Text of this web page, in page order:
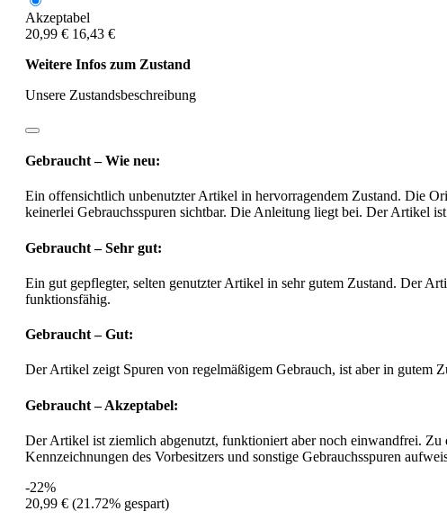
Akzeptabel
20,99 € 16,43 €
Weitere Infos zum Zustand
Unsere Zustandsbeschreibung
Gebraucht – Wie neu:
Ein offensichtlich unbenutzter Artikel in hervorragendem Zustand. Die
keinerlei Gebrauchsspuren sichtbar. Die Anleitung liegt bei. Der Artikel
Gebraucht – Sehr gut:
Ein gut gepflegter, selten genutzter Artikel in sehr gutem Zustand. Der
funktionsfähig.
Gebraucht – Gut:
Der Artikel zeigt Spuren von regelmäßigem Gebrauch, ist aber in gutem
Gebraucht – Akzeptabel:
Der Artikel ist ziemlich abgenutzt, funktioniert aber noch einwandfrei.
Kennzeichnungen des Vorbesitzers und sonstige Gebrauchsspuren
-22%
20,99 € (21.72% gespart)